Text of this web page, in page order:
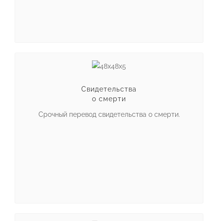
Свидетельства
о смерти
Срочный перевод свидетельства о смерти.